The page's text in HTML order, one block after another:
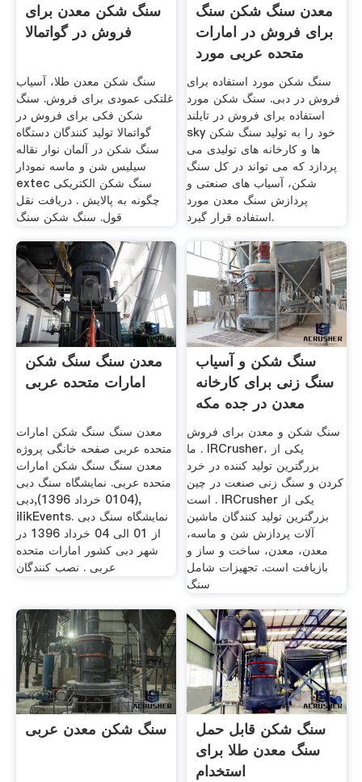
سنگ شکن معدن برای
فروش در گواتمالا
سنگ شکن معدن طلا، آسیاب
غلتکی عمودی برای فروش. سنگ
شکن فکی برای فروش در
گواتمالا تولید کنندگان دستگاه
سنگ شکن در آلمان نوار نقاله
سیلیس شن و ماسه نمودار
extec سنگ شکن الکتریکی
چگونه به پالایش . دریافت نقل
قول. سنگ شکن سنگ
معدن سنگ شکن سنگ
برای فروش در امارات
متحده عربی مورد
سنگ شکن مورد استفاده برای
فروش در دبی. سنگ شکن مورد
استفاده برای فروش در تایلند
sky خود را به تولید سنگ شکن
ها و کارخانه های تولیدی می
پردازد که می تواند در کل سنگ
شکن، آسیاب های صنعتی و
پردازش سنگ معدن مورد
استفاده قرار گیرد.
معدن سنگ سنگ شکن
امارات متحده عربی
معدن سنگ سنگ شکن امارات
متحده عربی صفحه خانگی پروژه
معدن سنگ سنگ شکن امارات
متحده عربی. نمایشگاه سنگ دبی
(0104 خرداد 1396),دبی,
ilikEvents. نمایشگاه سنگ دبی
از 01 الی 04 خرداد 1396 در
شهر دبی کشور امارات متحده
عربی . نصب کنندگان
سنگ شکن و آسیاب
سنگ زنی برای کارخانه
معدن در جده مکه
سعودی
سنگ شکن و معدن برای فروش
. ما IRCrusher، یکی از
بزرگترین تولید کننده در خرد
کردن و سنگ زنی صنعت در چین
است . IRCrusher یکی از
بزرگترین تولید کنندگان ماشین
آلات پردازش شن و ماسه،
معدن، معدن، ساخت و ساز و
بازیافت است. تجهیزات شامل
سنگ
سنگ شکن معدن عربی
سنگ شکن قابل حمل
سنگ معدن طلا برای
استخدام